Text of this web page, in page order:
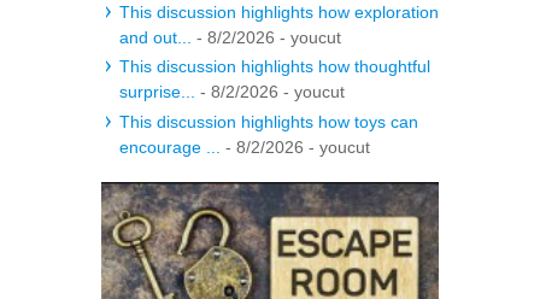
This discussion highlights how exploration
and out...
- 8/2/2026 - youcut
This discussion highlights how thoughtful
surprise...
- 8/2/2026 - youcut
This discussion highlights how toys can
encourage ...
- 8/2/2026 - youcut